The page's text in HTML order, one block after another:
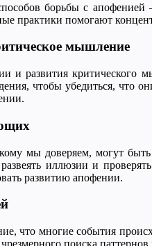
борьбы с апофенией
практики помогают
мышление
и развития критического
чтобы убедиться, что
мы доверяем, могут
иллюзии и
развитию апофении.
что многие события
поиска